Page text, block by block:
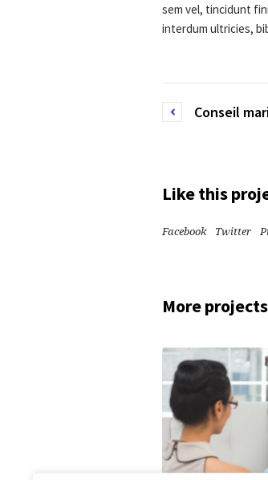
sem vel, tincidunt
interdum ultricies,
Conseil
Like this
Facebook Twitter
More projects